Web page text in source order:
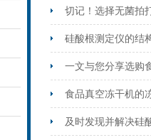
切记！选择无菌拍
硅酸根测定仪的结
一文与您分享选购
食品真空冻干机的
及时发现并解决硅